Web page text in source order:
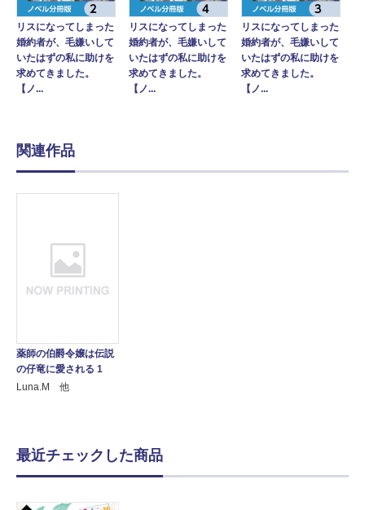
リスになってしまった
婚約者が、毛嫌いして
いたはずの私に助けを
求めてきました。
【ノ...
リスになってしまった
婚約者が、毛嫌いして
いたはずの私に助けを
求めてきました。
【ノ...
リスになってしまった
婚約者が、毛嫌いして
いたはずの私に助けを
求めてきました。
【ノ...
関連作品
薬師の伯爵令嬢は伝説
の仔竜に愛される 1
Luna.M 他
最近チェックした商品